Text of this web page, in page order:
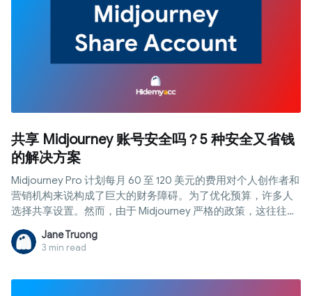
共享 Midjourney 账号安全吗？5 种安全又省钱
的解决方案
Midjourney Pro 计划每月 60 至 120 美元的费用对个人创作者和
营销机构来说构成了巨大的财务障碍。为了优化预算，许多人
选择共享设置。然而，由于 Midjourney 严格的政策，这往往会
导致永久封号。那么，Midjourney 共享账号真的安全吗？如何
在不牺牲安全性的情况下省钱？本文分析了其中的技术风险，
并指导您了解目前最稳定、最安全的 4 种账号共享解决方案。
Jane Truong
3 min read